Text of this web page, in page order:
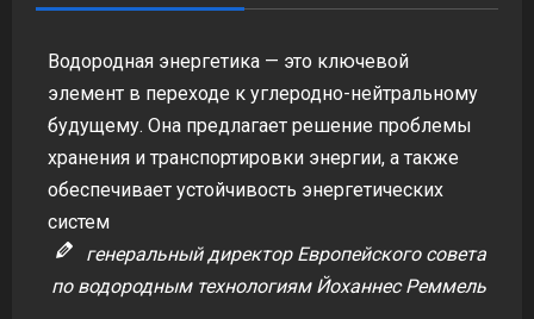
Водородная энергетика — это ключевой
элемент в переходе к углеродно-нейтральному
будущему. Она предлагает решение проблемы
хранения и транспортировки энергии, а также
обеспечивает устойчивость энергетических
систем
генеральный директор Европейского совета
по водородным технологиям Йоханнес Реммель